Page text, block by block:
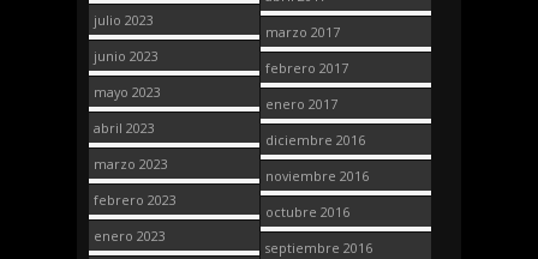
julio 2023
junio 2023
mayo 2023
abril 2023
marzo 2023
febrero 2023
enero 2023
marzo 2017
febrero 2017
enero 2017
diciembre 2016
noviembre 2016
octubre 2016
septiembre 2016